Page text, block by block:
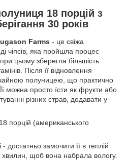
18 порцій з
30 років
Farms - це свіжа
чіпсів, яка пройшла процес
при цьому зберегла більшість
Після її відновлення
полуницею, що практично
Її можна просто їсти як фрукти або
різних страв, додавати у
порцій (американського
достатньо замочити її в теплій
хвилин, щоб вона набрала вологу.